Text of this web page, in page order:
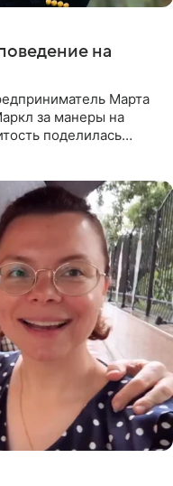
на
Марта
за манеры на
поделилась